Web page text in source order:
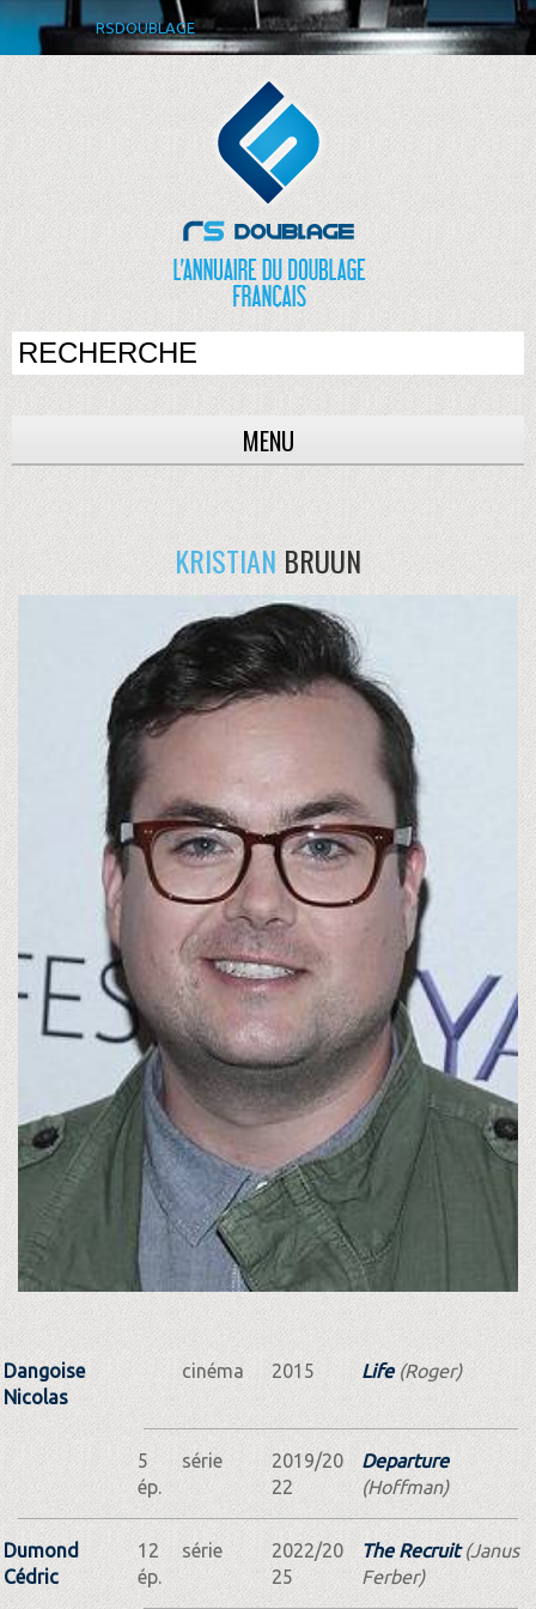
RSDOUBLAGE
MENU
KRISTIANBRUUN
Dangoise
Nicolas
cinéma 2015 Life(Roger)
5
ép.
série
2019/20
22
Departure
(Hoffman)
Dumond
Cédric
12
ép.
série
2022/20
25
The Recruit(Janus
Ferber)